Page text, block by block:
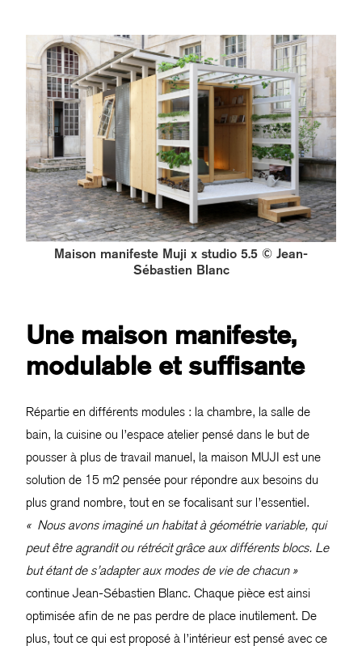
Maison manifeste Muji x studio 5.5 © Jean-
Sébastien Blanc
Une maison manifeste,
modulable et suffisante
Répartie en différents modules : la chambre, la salle de
bain, la cuisine ou l’espace atelier pensé dans le but de
pousser à plus de travail manuel, la maison MUJI est une
solution de 15 m2 pensée pour répondre aux besoins du
plus grand nombre, tout en se focalisant sur l’essentiel.
« Nous avons imaginé un habitat à géométrie variable, qui
peut être agrandit ou rétrécit grâce aux différents blocs. Le
but étant de s’adapter aux modes de vie de chacun »
continue Jean-Sébastien Blanc. Chaque pièce est ainsi
optimisée afin de ne pas perdre de place inutilement. De
plus, tout ce qui est proposé à l’intérieur est pensé avec ce